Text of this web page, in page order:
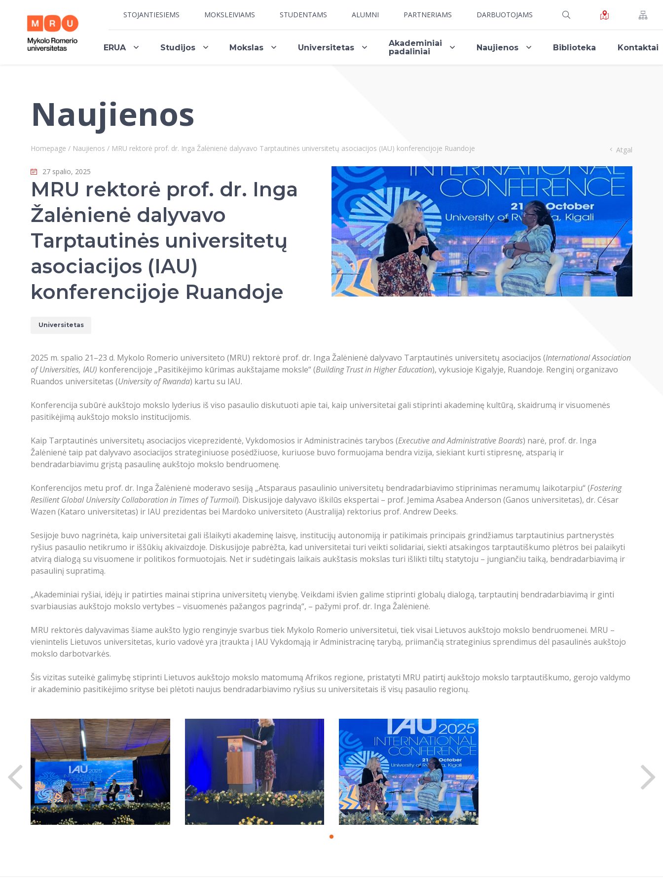
STOJANTIESIEMS MOKSLEIVIAMS STUDENTAMS ALUMNI PARTNERIAMS DARBUOTOJAMS
ERUA Studijos Mokslas Universitetas
Akademiniai
padaliniai
Naujienos Biblioteka Kontaktai
Naujienos
Homepage / Naujienos / MRU rektorė prof. dr. Inga Žalėnienė dalyvavo Tarptautinės universitetų asociacijos (IAU) konferencijoje Ruandoje Atgal
27 spalio, 2025
MRU rektorė prof. dr. Inga
Žalėnienė dalyvavo
Tarptautinės universitetų
asociacijos (IAU)
konferencijoje Ruandoje
Universitetas
2025 m. spalio 21–23 d. Mykolo Romerio universiteto (MRU) rektorė prof. dr. Inga Žalėnienė dalyvavo Tarptautinės universitetų asociacijos (International Association
of Universities, IAU) konferencijoje „Pasitikėjimo kūrimas aukštajame moksle“ (Building Trust in Higher Education), vykusioje Kigalyje, Ruandoje. Renginį organizavo
Ruandos universitetas (University of Rwanda) kartu su IAU.
Konferencija subūrė aukštojo mokslo lyderius iš viso pasaulio diskutuoti apie tai, kaip universitetai gali stiprinti akademinę kultūrą, skaidrumą ir visuomenės
pasitikėjimą aukštojo mokslo institucijomis.
Kaip Tarptautinės universitetų asociacijos viceprezidentė, Vykdomosios ir Administracinės tarybos (Executive and Administrative Boards) narė, prof. dr. Inga
Žalėnienė taip pat dalyvavo asociacijos strateginiuose posėdžiuose, kuriuose buvo formuojama bendra vizija, siekiant kurti stipresnę, atsparią ir
bendradarbiavimu grįstą pasaulinę aukštojo mokslo bendruomenę.
Konferencijos metu prof. dr. Inga Žalėnienė moderavo sesiją „Atsparaus pasaulinio universitetų bendradarbiavimo stiprinimas neramumų laikotarpiu“ (Fostering
Resilient Global University Collaboration in Times of Turmoil). Diskusijoje dalyvavo iškilūs ekspertai – prof. Jemima Asabea Anderson (Ganos universitetas), dr. César
Wazen (Kataro universitetas) ir IAU prezidentas bei Mardoko universiteto (Australija) rektorius prof. Andrew Deeks.
Sesijoje buvo nagrinėta, kaip universitetai gali išlaikyti akademinę laisvę, institucijų autonomiją ir patikimais principais grindžiamus tarptautinius partnerystės
ryšius pasaulio netikrumo ir iššūkių akivaizdoje. Diskusijoje pabrėžta, kad universitetai turi veikti solidariai, siekti atsakingos tarptautiškumo plėtros bei palaikyti
atvirą dialogą su visuomene ir politikos formuotojais. Net ir sudėtingais laikais aukštasis mokslas turi išlikti tiltų statytoju – jungiančiu taiką, bendradarbiavimą ir
pasaulinį supratimą.
„Akademiniai ryšiai, idėjų ir patirties mainai stiprina universitetų vienybę. Veikdami išvien galime stiprinti globalų dialogą, tarptautinį bendradarbiavimą ir ginti
svarbiausias aukštojo mokslo vertybes – visuomenės pažangos pagrindą“, – pažymi prof. dr. Inga Žalėnienė.
MRU rektorės dalyvavimas šiame aukšto lygio renginyje svarbus tiek Mykolo Romerio universitetui, tiek visai Lietuvos aukštojo mokslo bendruomenei. MRU –
vienintelis Lietuvos universitetas, kurio vadovė yra įtraukta į IAU Vykdomąją ir Administracinę tarybą, priimančią strateginius sprendimus dėl pasaulinės aukštojo
mokslo darbotvarkės.
Šis vizitas suteikė galimybę stiprinti Lietuvos aukštojo mokslo matomumą Afrikos regione, pristatyti MRU patirtį aukštojo mokslo tarptautiškumo, gerojo valdymo
ir akademinio pasitikėjimo srityse bei plėtoti naujus bendradarbiavimo ryšius su universitetais iš visų pasaulio regionų.